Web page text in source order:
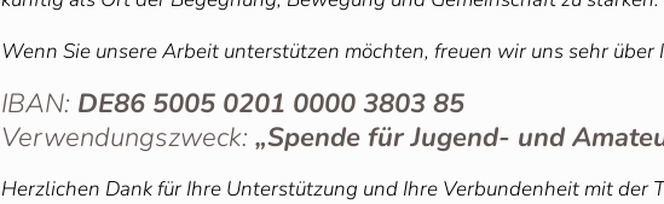
Wenn Sie unsere Arbeit unterstützen möchten, freuen wir uns sehr
IBAN: DE86 5005 0201 0000 3803 85
Verwendungszweck: „Spende für Jugend- und
Herzlichen Dank für Ihre Unterstützung und Ihre Verbundenheit mit der